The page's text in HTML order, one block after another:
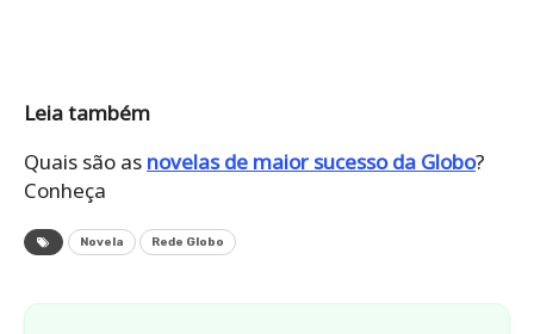
Leia também
Quais são as novelas de maior sucesso da Globo?
Conheça
Novela Rede Globo